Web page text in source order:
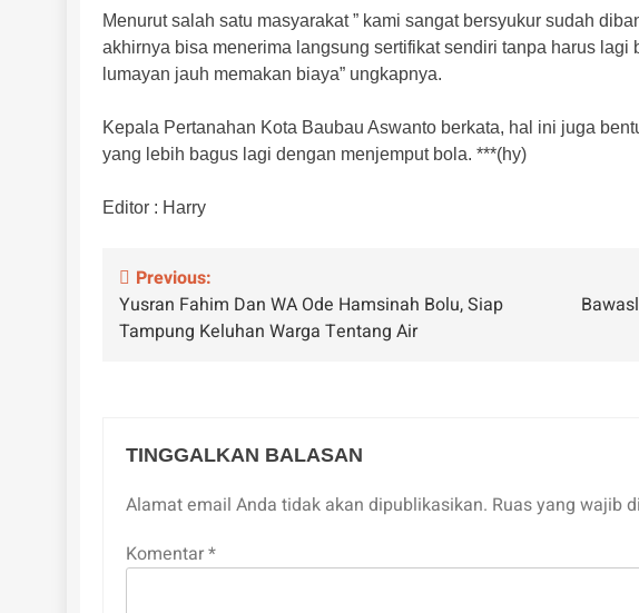
Menurut salah satu masyarakat ” kami sangat bersyukur sudah
akhirnya bisa menerima langsung sertifikat sendiri tanpa harus lagi
lumayan jauh memakan biaya” ungkapnya.
Kepala Pertanahan Kota Baubau Aswanto berkata, hal ini juga
yang lebih bagus lagi dengan menjemput bola. ***(hy)
Editor : Harry
Navigasi
pos
Previous:
Yusran Fahim Dan WA Ode Hamsinah Bolu, Siap
Tampung Keluhan Warga Tentang Air
TINGGALKAN BALASAN
Alamat email Anda tidak akan dipublikasikan. Ruas yang wajib
Komentar*